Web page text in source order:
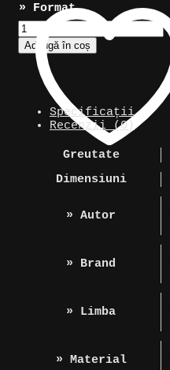
» Format
Cantitate
Cărți
Tarot
Wandering
Spirit
Adaugă în coș
Specificații
Recenzii (0)
Greutate
Dimensiuni
» Autor
» Brand
» Limba
» Material